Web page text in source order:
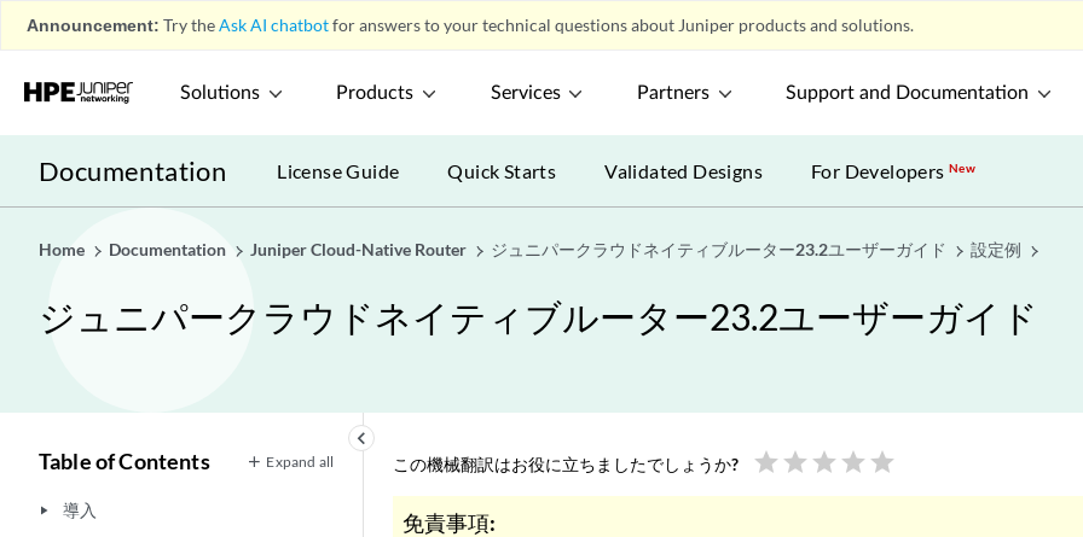
Announcement: Try theAsk AI chatbotfor answers to your technical questions about Juniper products and solutions.
Solutions Products Services Partners Support and Documentation
Documentation License Guide Quick Starts Validated Designs For DevelopersNew
Home Documentation Juniper Cloud-Native Router ジュニパークラウドネイティブルーター23.2ユーザーガイド 設定例
ジュニパークラウドネイティブルーター23.2ユーザーガイド
keyboard_arrow_left
Table of Contents Expand all
play_arrow 導入
この機械翻訳はお役に立ちましたでしょうか? star star star star star
免責事項: